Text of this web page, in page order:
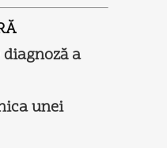
diagnoză a
unei